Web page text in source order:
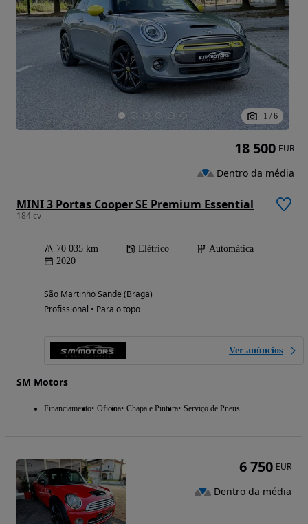
1 / 6
MINI 3 Portas Cooper SE Premium Essential
184 cv
70 035 km Elétrico
Automática
2020
São Martinho Sande (Braga)
Profissional • Para o topo
Ver anúncios
SM Motors
Financiamento Oficina Chapa e Pintura Serviço de Pneus
18 500 EUR
Dentro da média
6 750 EUR
Dentro da média